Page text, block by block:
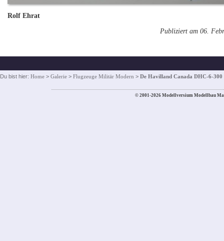
Rolf Ehrat
Publiziert am 06.
Du bist hier: Home > Galerie > Flugzeuge Militär Modern > De Havilland Canada DHC-6-
© 2001-2026 Modellversium Modellbau